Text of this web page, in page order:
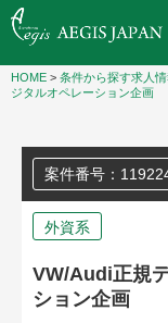
HOME > 条件から探す求人情
ジタルオペレーション企画
案件番号：
外資系
VW/Audi正規
ション企画